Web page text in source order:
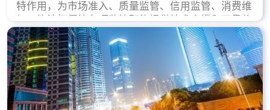
特作用，为市场准入、质量监管、信用监管、消费维
权、执法打假等各项监管职能提供技术支撑和可靠依
据。